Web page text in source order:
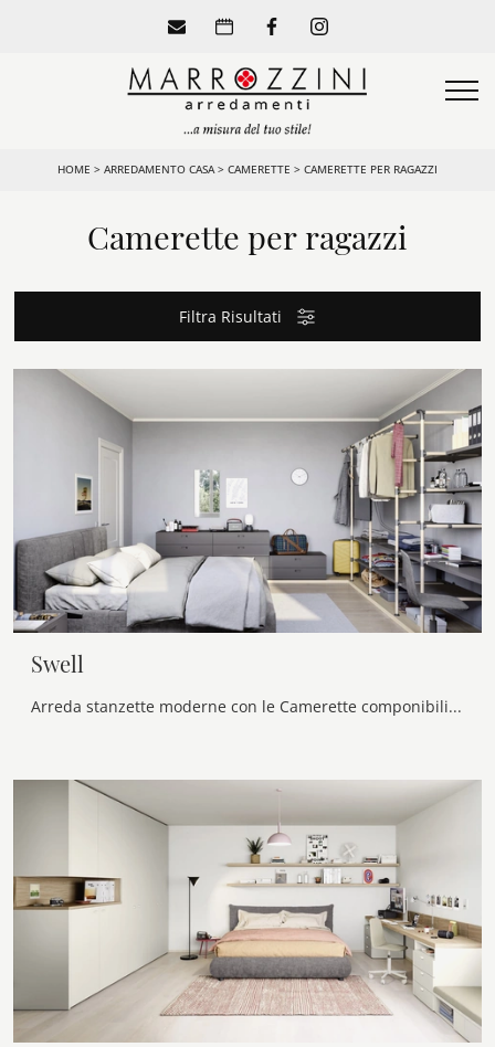
HOME > ARREDAMENTO CASA> CAMERETTE > CAMERETTE PER RAGAZZI
Camerette per ragazzi
Filtra Risultati
Swell
Arreda stanzette moderne con le Camerette componibili Nidi! Il modello Swell in melaminico è per ragazzi.